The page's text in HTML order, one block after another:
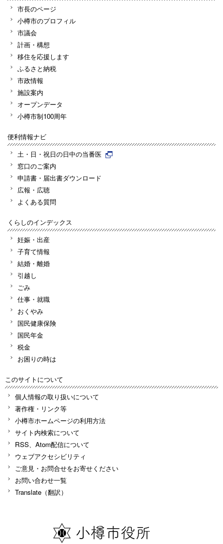
市長のページ
小樽市のプロフィル
市議会
計画・構想
移住を応援します
ふるさと納税
市政情報
施設案内
オープンデータ
小樽市制100周年
便利情報ナビ
土・日・祝日の日中の当番医
窓口のご案内
申請書・届出書ダウンロード
広報・広聴
よくある質問
くらしのインデックス
妊娠・出産
子育て情報
結婚・離婚
引越し
ごみ
仕事・就職
おくやみ
国民健康保険
国民年金
税金
お困りの時は
このサイトについて
個人情報の取り扱いについて
著作権・リンク等
小樽市ホームページの利用方法
サイト内検索について
RSS、Atom配信について
ウェブアクセシビリティ
ご意見・お問合せをお寄せください
お問い合わせ一覧
Translate（翻訳）